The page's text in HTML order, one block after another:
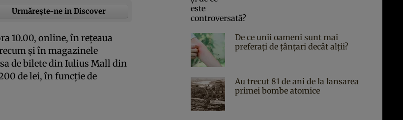
Urmărește-ne in Discover
10.00, online, în reţeaua
şi în magazinele
de bilete din Iulius Mall din
de lei, în funcţie de
De ce unii oameni sunt mai
preferați de țânțari decât alții?
Au trecut 81 de ani de la lansarea
primei bombe atomice